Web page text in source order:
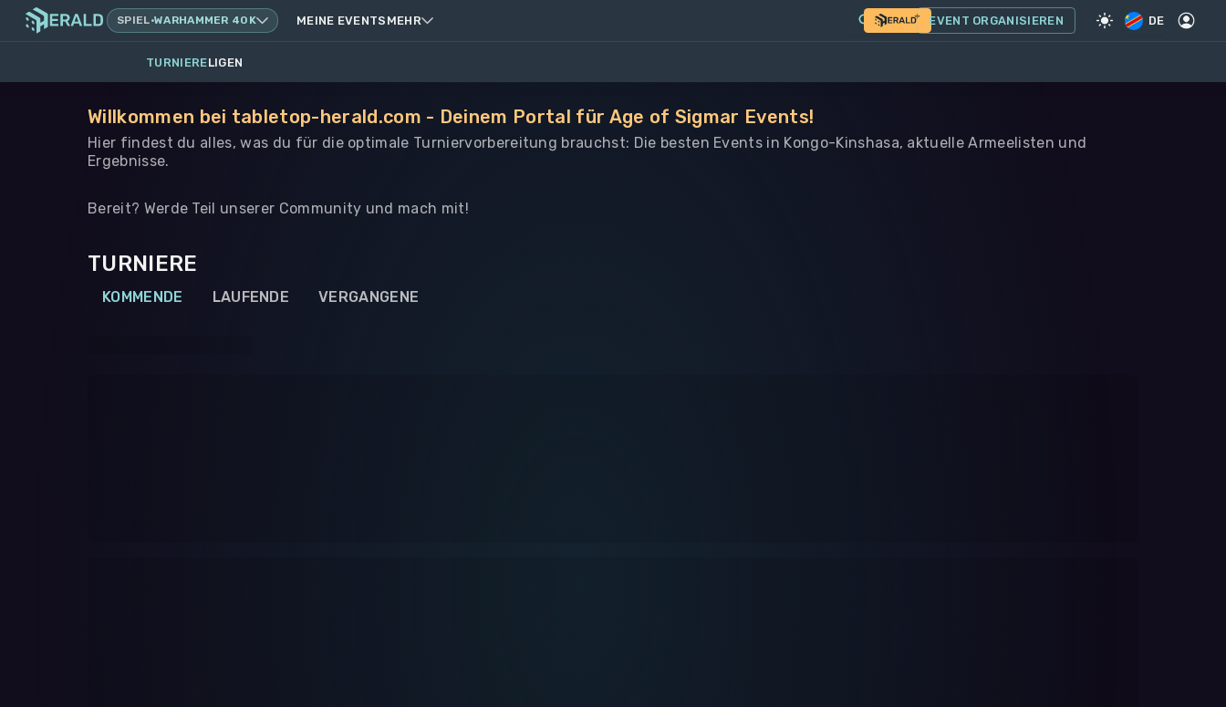
SPIEL·WARHAMMER 40K MEINE EVENTS MEHR EVENT ORGANISIEREN DE
TURNIERELIGEN
Willkommen bei tabletop-herald.com - Deinem Portal für Age of Sigmar Events!
Hier findest du alles, was du für die optimale Turniervorbereitung brauchst: Die besten Events in Kongo-Kinshasa, aktuelle Armeelisten und
Ergebnisse.
Bereit? Werde Teil unserer Community und mach mit!
TURNIERE
KOMMENDE LAUFENDE VERGANGENE